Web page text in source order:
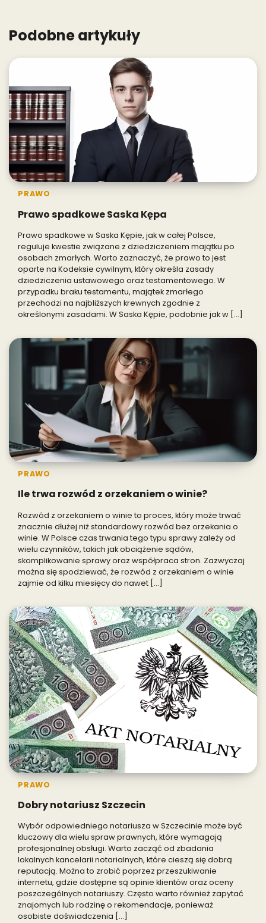
Podobne artykuły
PRAWO
Prawo spadkowe Saska Kępa
Prawo spadkowe w Saska Kępie, jak w całej Polsce,
reguluje kwestie związane z dziedziczeniem majątku po
osobach zmarłych. Warto zaznaczyć, że prawo to jest
oparte na Kodeksie cywilnym, który określa zasady
dziedziczenia ustawowego oraz testamentowego. W
przypadku braku testamentu, majątek zmarłego
przechodzi na najbliższych krewnych zgodnie z
określonymi zasadami. W Saska Kępie, podobnie jak w […]
PRAWO
Ile trwa rozwód z orzekaniem o winie?
Rozwód z orzekaniem o winie to proces, który może trwać
znacznie dłużej niż standardowy rozwód bez orzekania o
winie. W Polsce czas trwania tego typu sprawy zależy od
wielu czynników, takich jak obciążenie sądów,
skomplikowanie sprawy oraz współpraca stron. Zazwyczaj
można się spodziewać, że rozwód z orzekaniem o winie
zajmie od kilku miesięcy do nawet […]
PRAWO
Dobry notariusz Szczecin
Wybór odpowiedniego notariusza w Szczecinie może być
kluczowy dla wielu spraw prawnych, które wymagają
profesjonalnej obsługi. Warto zacząć od zbadania
lokalnych kancelarii notarialnych, które cieszą się dobrą
reputacją. Można to zrobić poprzez przeszukiwanie
internetu, gdzie dostępne są opinie klientów oraz oceny
poszczególnych notariuszy. Często warto również zapytać
znajomych lub rodzinę o rekomendacje, ponieważ
osobiste doświadczenia […]